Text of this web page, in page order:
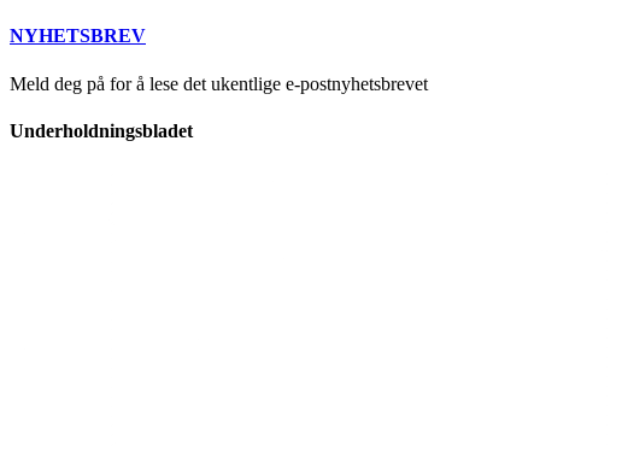
NYHETSBREV
Meld deg på for å lese det ukentlige e-postnyhetsbrevet
Underholdningsbladet